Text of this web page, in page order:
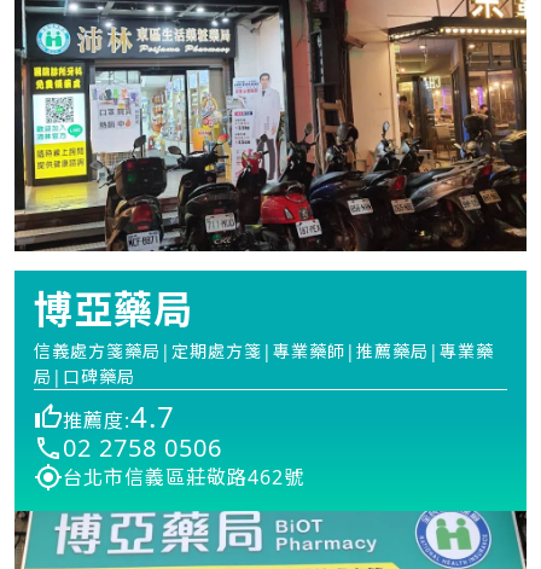
博亞藥局
信義處方箋藥局|定期處方箋|專業藥師|推薦藥局|專業藥
局|口碑藥局
推薦度:4.7
02 2758 0506
台北市信義區莊敬路462號